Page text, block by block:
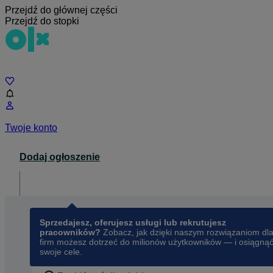
Przejdź do głównej części
Przejdź do stopki
Twoje konto
Dodaj ogłoszenie
Sprzedajesz, oferujesz usługi lub rekrutujesz
pracowników? Zobacz, jak dzięki naszym rozwiązaniom dla
firm możesz dotrzeć do milionów użytkowników — i osiągnąć
swoje cele.